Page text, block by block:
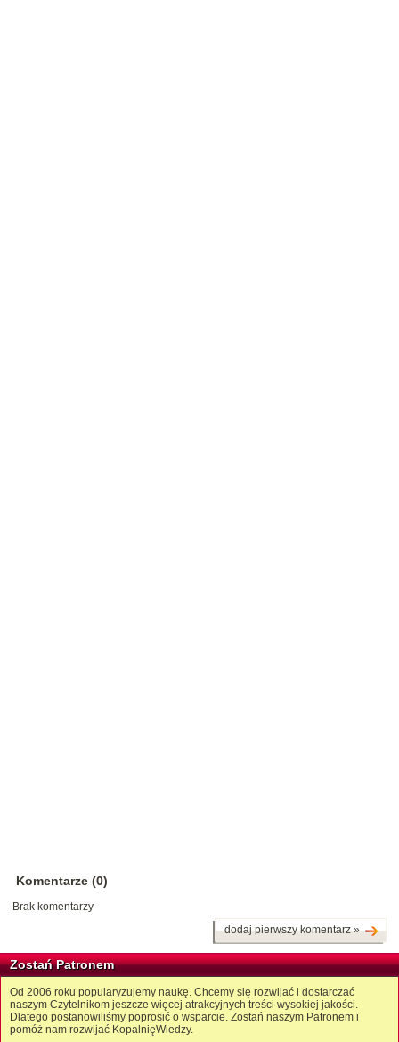
Komentarze (0)
Brak komentarzy
dodaj pierwszy komentarz »
Zostań Patronem
Od 2006 roku popularyzujemy naukę. Chcemy się rozwijać i dostarczać
naszym Czytelnikom jeszcze więcej atrakcyjnych treści wysokiej jakości.
Dlatego postanowiliśmy poprosić o wsparcie. Zostań naszym Patronem i
pomóż nam rozwijać KopalnięWiedzy.